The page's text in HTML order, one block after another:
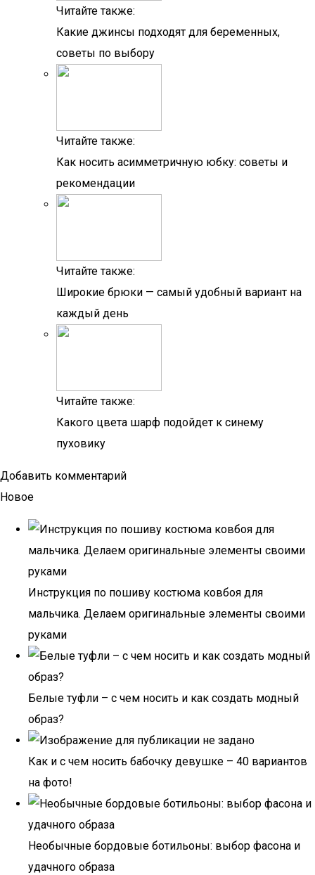
Читайте также:
Какие джинсы подходят для беременных,
советы по выбору
Читайте также:
Как носить асимметричную юбку: советы и
рекомендации
Читайте также:
Широкие брюки — самый удобный вариант на
каждый день
Читайте также:
Какого цвета шарф подойдет к синему
пуховику
Добавить комментарий
Новое
Инструкция по пошиву костюма ковбоя для
мальчика. Делаем оригинальные элементы своими
руками
Белые туфли – с чем носить и как создать модный
образ?
Как и с чем носить бабочку девушке – 40 вариантов
на фото!
Необычные бордовые ботильоны: выбор фасона и
удачного образа